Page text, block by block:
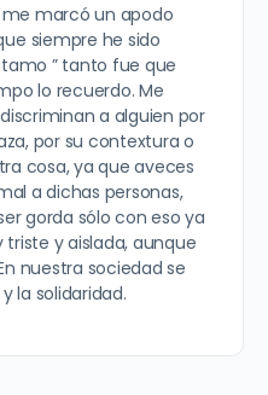
marcó un apodo
siempre he sido
” tanto fue que
lo recuerdo. Me
a alguien por
por su contextura o
cosa, ya que aveces
a dichas personas,
gorda sólo con eso ya
y aislada, aunque
nuestra sociedad se
la solidaridad.